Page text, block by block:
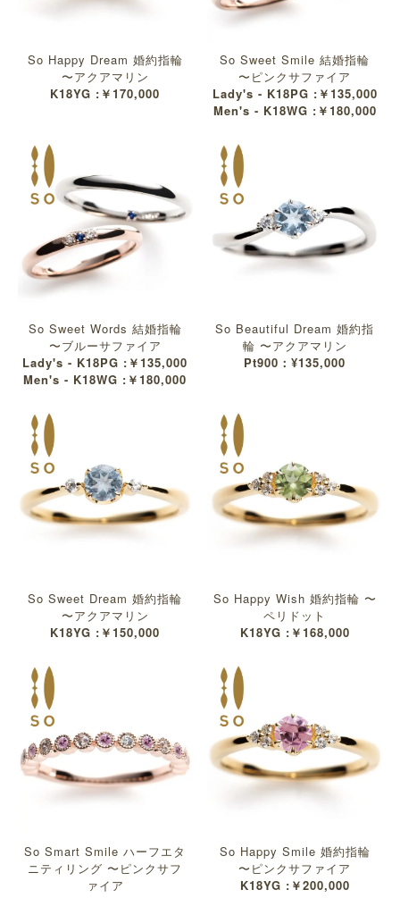
So Happy Dream 婚約指輪
〜アクアマリン
K18YG :￥170,000
So Sweet Smile 結婚指輪
〜ピンクサファイア
Lady's - K18PG :￥135,000
Men's - K18WG :￥180,000
So Sweet Words 結婚指輪
〜ブルーサファイア
Lady's - K18PG :￥135,000
Men's - K18WG :￥180,000
So Beautiful Dream 婚約指
輪 〜アクアマリン
Pt900：¥135,000
So Sweet Dream 婚約指輪
〜アクアマリン
K18YG :￥150,000
So Happy Wish 婚約指輪 〜
ペリドット
K18YG :￥168,000
So Smart Smile ハーフエタ
ニティリング 〜ピンクサフ
ァイア
So Happy Smile 婚約指輪
〜ピンクサファイア
K18YG :￥200,000